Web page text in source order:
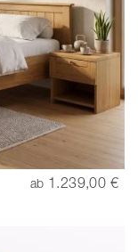
ab 1.239,00 €